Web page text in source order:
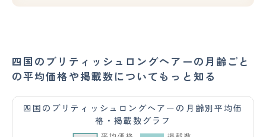
四国のブリティッシュロングヘアーの月齢ごと
の平均価格や掲載数についてもっと知る
四国のブリティッシュロングヘアーの月齢別平均価
格・掲載数グラフ